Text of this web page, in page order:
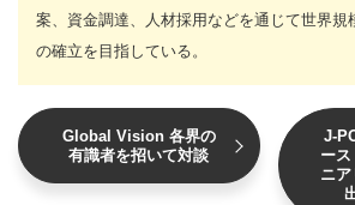
案、資金調達、人材採用などを通じて世界規
の確立を目指している。
Global Vision 各界の
有識者を招いて対談
J-
ー
ニ